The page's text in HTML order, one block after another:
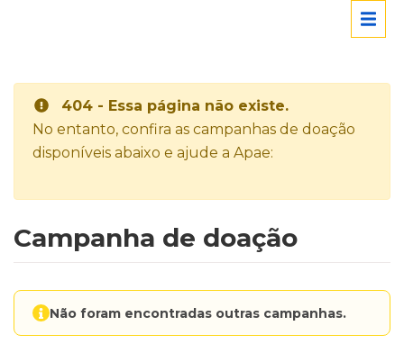
404 - Essa página não existe.
No entanto, confira as campanhas de doação
disponíveis abaixo e ajude a Apae:
Campanha de doação
Não foram encontradas outras campanhas.